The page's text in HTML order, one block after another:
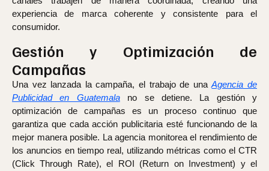
experiencia de marca coherente y consistente para el
consumidor.
Gestión y Optimización de
Campañas
Una vez lanzada la campaña, el trabajo de unaAgencia de
Publicidad en Guatemalano se detiene. La gestión y
optimización de campañas es un proceso continuo que
garantiza que cada acción publicitaria esté funcionando de la
mejor manera posible. La agencia monitorea el rendimiento de
los anuncios en tiempo real, utilizando métricas como el CTR
(Click Through Rate), el ROI (Return on Investment) y el